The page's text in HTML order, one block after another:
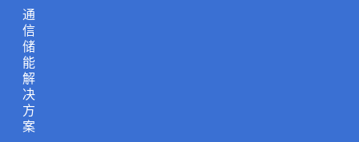
通
信
储
能
解
决
方
案